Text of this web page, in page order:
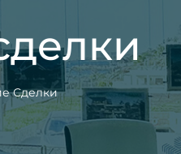
Сделки